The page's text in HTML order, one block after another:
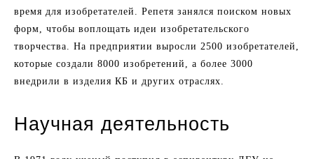
время для изобретателей. Репетя занялся поиском новых
форм, чтобы воплощать идеи изобретательского
творчества. На предприятии выросли 2500 изобретателей,
которые создали 8000 изобретений, а более 3000
внедрили в изделия КБ и других отраслях.
Научная деятельность